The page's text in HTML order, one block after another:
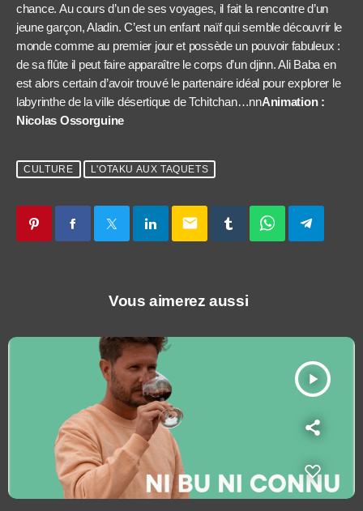
chance. Au cours d’un de ses voyages, il fait la rencontre d’un
jeune garçon, Aladin. C’est un enfant naïf qui semble découvrir le
monde comme au premier jour et possède un pouvoir fabuleux :
de sa flûte il peut faire apparaître le corps d’un djinn. Ali Baba en
est alors certain d’avoir trouvé le partenaire idéal pour explorer le
labyrinthe de la ville désertique de Tchitchan…nnAnimation :
Nicolas Ossorguine
CULTURE L'OTAKU AUX TAQUETS
email
Vous aimerez aussi
play_arrow